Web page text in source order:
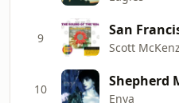
9
Scott
10 Shepherd
Enya